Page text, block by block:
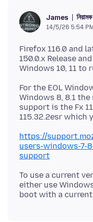
James নিয়ামক
14/5/26 5:54
Firefox 116.0 and
150.0.x Release
For the EOL
Windows 8, 8.1
support is the Fx
https://
users-windows-7-
support
To use a current
either use